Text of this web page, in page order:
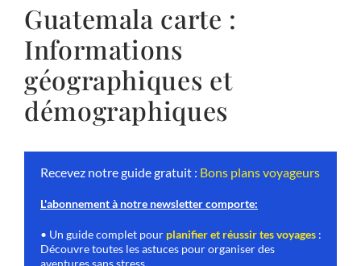
Guatemala carte :
Informations
géographiques et
démographiques